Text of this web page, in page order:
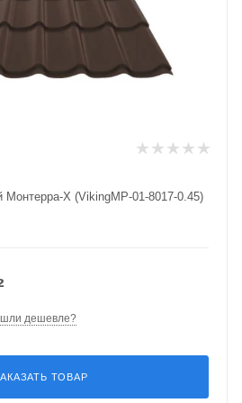
X (VikingMP-01-8017-0.45)
дешевле?
ТОВАР